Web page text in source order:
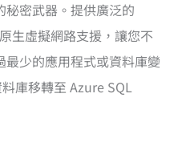
秘密武器。提供廣泛的
生虛擬網路支援，讓您不
少的應用程式或資料庫變
庫移轉至 Azure SQL